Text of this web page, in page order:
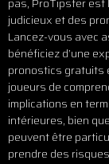
judicieux et des
Lancez-vous avec
bénéficiez d’une
pronostics gratuits
joueurs de
implications en
intérieures, bien
peuvent être
prendre des